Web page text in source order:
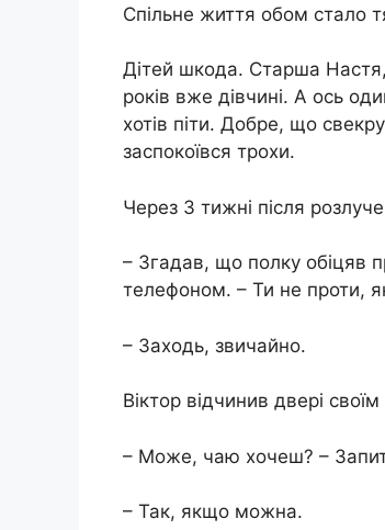
Спільне життя обом стало
Дітей шкода. Старша Настя,
років вже дівчині. А ось
хотів піти. Добре, що
заспокоївся трохи.
Через 3 тижні після
– Згадав, що полку обіцяв
телефоном. – Ти не проти,
– Заходь, звичайно.
Віктор відчинив двері
– Може, чаю хочеш? –
– Так, якщо можна.